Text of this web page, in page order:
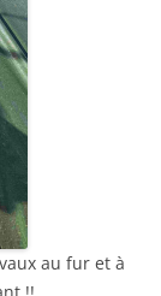
au fur et à
!!